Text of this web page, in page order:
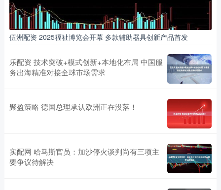
伍洲配资 2025福祉博览会开幕 多款辅助器具创新产品首发
乐配资 技术突破+模式创新+本地化布局 中国服
务出海精准对接全球市场需求
聚盈策略 德国总理承认欧洲正在没落！
实配网 哈马斯官员：加沙停火谈判尚有三项主
要争议待解决